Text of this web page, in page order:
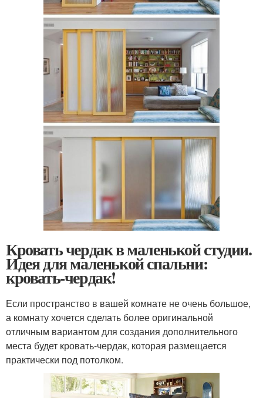
Кровать чердак в маленькой студии.
Идея для маленькой спальни:
кровать-чердак!
Если пространство в вашей комнате не очень большое,
а комнату хочется сделать более оригинальной
отличным вариантом для создания дополнительного
места будет кровать-чердак, которая размещается
практически под потолком.